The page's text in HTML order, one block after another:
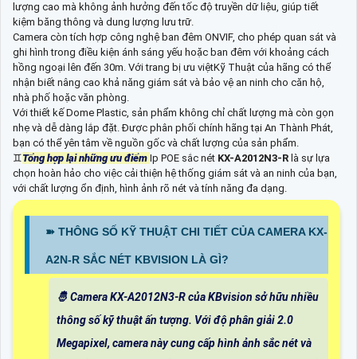
lượng cao mà không ảnh hưởng đến tốc độ truyền dữ liệu, giúp tiết
kiệm băng thông và dung lượng lưu trữ.
Camera còn tích hợp công nghệ ban đêm ONVIF, cho phép quan sát và
ghi hình trong điều kiện ánh sáng yếu hoặc ban đêm với khoảng cách
hồng ngoại lên đến 30m. Với trang bị ưu việtKỹ Thuật của hãng có thể
nhận biết nâng cao khả năng giám sát và bảo vệ an ninh cho căn hộ,
nhà phố hoặc văn phòng.
Với thiết kế Dome Plastic, sản phẩm không chỉ chất lượng mà còn gọn
nhẹ và dễ dàng lắp đặt. Được phân phối chính hãng tại An Thành Phát,
bạn có thể yên tâm về nguồn gốc và chất lượng của sản phẩm.
♊Tổng hợp lại những ưu điểm Ip POE sắc nét KX-A2012N3-R là sự lựa
chọn hoàn hảo cho việc cải thiện hệ thống giám sát và an ninh của bạn,
với chất lượng ổn định, hình ảnh rõ nét và tính năng đa dạng.
➽ THÔNG SỐ KỸ THUẬT CHI TIẾT CỦA CAMERA KX-
A2N-R SẮC NÉT KBVISION LÀ GÌ?
🤴 Camera KX-A2012N3-R của KBvision sở hữu nhiều
thông số kỹ thuật ấn tượng. Với độ phân giải 2.0
Megapixel, camera này cung cấp hình ảnh sắc nét và